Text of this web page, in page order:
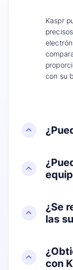
Kaspr
con su
¿Se
las
con